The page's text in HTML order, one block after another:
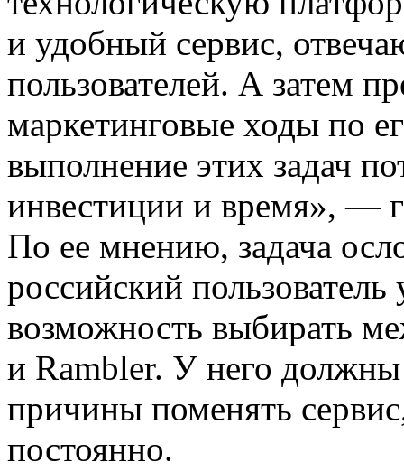
и удобный сервис,
пользователей. А затем
маркетинговые ходы по
выполнение этих задач
инвестиции и время», —
По ее мнению, задача
российский
возможность выбирать
и Rambler. У него должны
причины поменять
постоянно.